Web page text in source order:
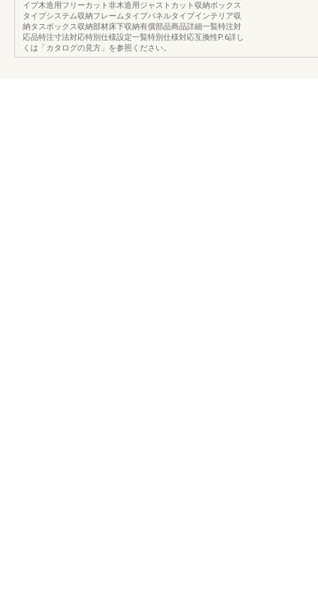
イプ木造用フリーカット非木造用ジャストカット収納ボックス
タイプシステム収納フレームタイプパネルタイプインテリア収
納タスボックス収納部材床下収納有償部品商品詳細一覧特注対
応品特注寸法対応特別仕様設定一覧特別仕様対応互換性P.6詳し
くは「カタログの見方」を参照ください。